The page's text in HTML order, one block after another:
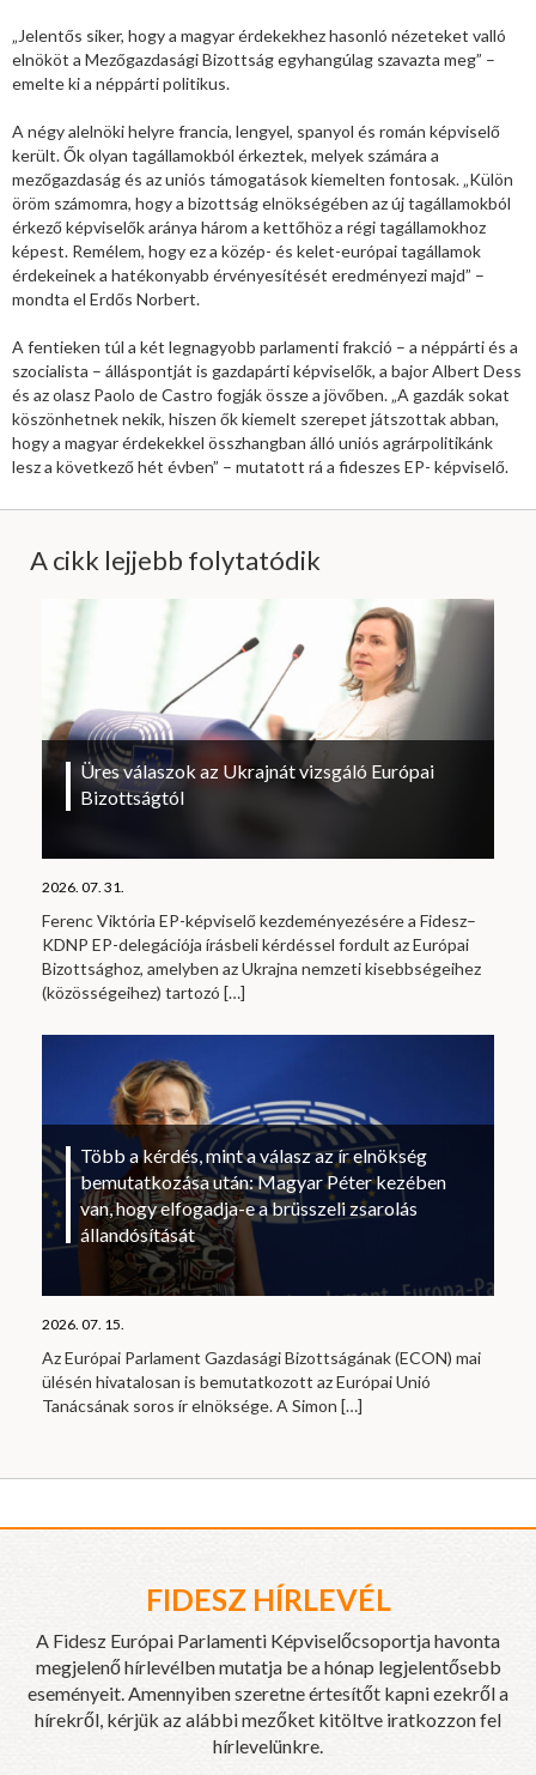
„Jelentős siker, hogy a magyar érdekekhez hasonló nézeteket valló
elnököt a Mezőgazdasági Bizottság egyhangúlag szavazta meg” –
emelte ki a néppárti politikus.
A négy alelnöki helyre francia, lengyel, spanyol és román képviselő
került. Ők olyan tagállamokból érkeztek, melyek számára a
mezőgazdaság és az uniós támogatások kiemelten fontosak. „Külön
öröm számomra, hogy a bizottság elnökségében az új tagállamokból
érkező képviselők aránya három a kettőhöz a régi tagállamokhoz
képest. Remélem, hogy ez a közép- és kelet-európai tagállamok
érdekeinek a hatékonyabb érvényesítését eredményezi majd” –
mondta el Erdős Norbert.
A fentieken túl a két legnagyobb parlamenti frakció – a néppárti és a
szocialista – álláspontját is gazdapárti képviselők, a bajor Albert Dess
és az olasz Paolo de Castro fogják össze a jövőben. „A gazdák sokat
köszönhetnek nekik, hiszen ők kiemelt szerepet játszottak abban,
hogy a magyar érdekekkel összhangban álló uniós agrárpolitikánk
lesz a következő hét évben” – mutatott rá a fideszes EP- képviselő.
A cikk lejjebb folytatódik
Üres válaszok az Ukrajnát vizsgáló Európai
Bizottságtól
2026. 07. 31.
Ferenc Viktória EP-képviselő kezdeményezésére a Fidesz–
KDNP EP-delegációja írásbeli kérdéssel fordult az Európai
Bizottsághoz, amelyben az Ukrajna nemzeti kisebbségeihez
(közösségeihez) tartozó […]
Több a kérdés, mint a válasz az ír elnökség
bemutatkozása után: Magyar Péter kezében
van, hogy elfogadja-e a brüsszeli zsarolás
állandósítását
2026. 07. 15.
Az Európai Parlament Gazdasági Bizottságának (ECON) mai
ülésén hivatalosan is bemutatkozott az Európai Unió
Tanácsának soros ír elnöksége. A Simon […]
FIDESZ HÍRLEVÉL
A Fidesz Európai Parlamenti Képviselőcsoportja havonta
megjelenő hírlevélben mutatja be a hónap legjelentősebb
eseményeit. Amennyiben szeretne értesítőt kapni ezekről a
hírekről, kérjük az alábbi mezőket kitöltve iratkozzon fel
hírlevelünkre.